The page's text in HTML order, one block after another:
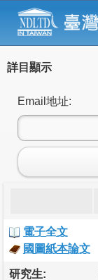
詳目顯示
Email地址:
電子全文
國圖紙本論文
研究生: